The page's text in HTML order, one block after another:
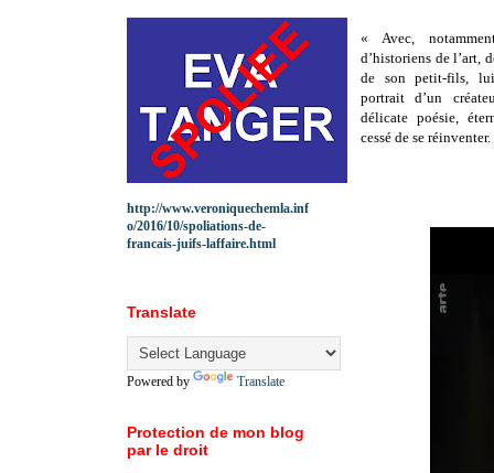
« Avec,
d’historiens de l’art,
de son petit-fils,
portrait d’un
délicate poésie,
cessé de se réinventer.
http://www.veroniquechemla.inf
o/2016/10/spoliations-de-
francais-juifs-laffaire.html
Translate
Powered by Translate
Protection de mon blog
par le droit